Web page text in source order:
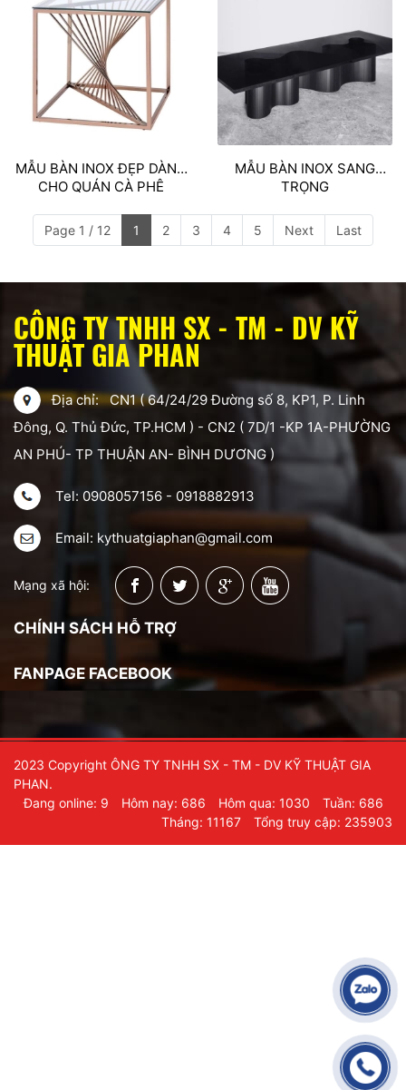
MẪU BÀN INOX ĐẸP DÀNH
CHO QUÁN CÀ PHÊ
MẪU BÀN INOX SANG
TRỌNG
Page 1 / 12 1 2 3 4 5 Next Last
CÔNG TY TNHH SX - TM - DV KỸ
THUẬT GIA PHAN
Địa chỉ: CN1 ( 64/24/29 Đường số 8, KP1, P. Linh
Đông, Q. Thủ Đức, TP.HCM ) - CN2 ( 7D/1 -KP 1A-PHƯỜNG
AN PHÚ- TP THUẬN AN- BÌNH DƯƠNG )
Tel: 0908057156 - 0918882913
Email: kythuatgiaphan@gmail.com
Mạng xã hội:
CHÍNH SÁCH HỖ TRỢ
FANPAGE FACEBOOK
2023 Copyright ÔNG TY TNHH SX - TM - DV KỸ THUẬT GIA
PHAN.
Đang online: 9
Hôm nay: 686 Hôm qua: 1030
Tuần: 686
Tháng: 11167
Tổng truy cập: 235903